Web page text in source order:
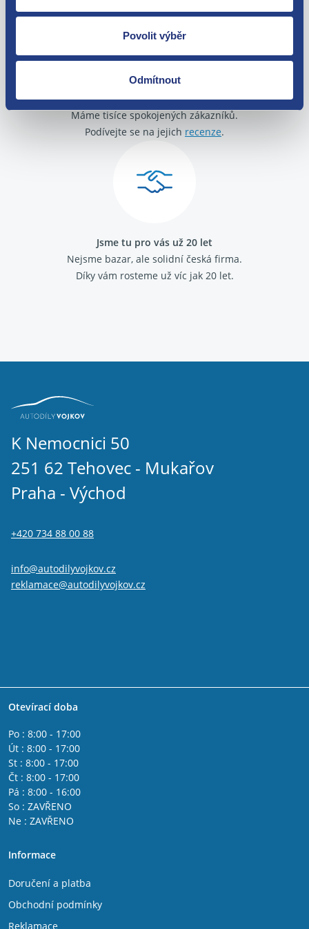
Povolit výběr
Odmítnout
Citroen C4 Picasso / G.Picasso 2013- 1.6 HDi
Citroen C-Elysse 1.6 HDi
Citroen DS3 1.6 HDi
Citroen Jumpy 2007- 1.6 HDi
Peugeot 308 I 2007-2016 1.6 HDi
Peugeot Partner 2008 - 2018 1.6 HDi
Citroen Spacetourer 1.6 HDi
Ford Fiesta VI 2007 - 2017 1.4 TDCi
O své zákazníky se staráme
Máme tisíce spokojených zákazníků.
Podívejte se na jejich recenze.
Jsme tu pro vás už 20 let
Nejsme bazar, ale solidní česká firma.
Díky vám rosteme už víc jak 20 let.
K Nemocnici 50
251 62 Tehovec - Mukařov
Praha - Východ
+420 734 88 00 88
info@autodilyvojkov.cz
reklamace@autodilyvojkov.cz
Otevírací doba
Po : 8:00 - 17:00
Út : 8:00 - 17:00
St : 8:00 - 17:00
Čt : 8:00 - 17:00
Pá : 8:00 - 16:00
So : ZAVŘENO
Ne : ZAVŘENO
Informace
Doručení a platba
Obchodní podmínky
Reklamace